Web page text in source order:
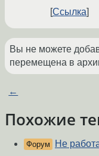
Ссылка
Вы не можете
перемещена в
←
Похожие
Форум Не